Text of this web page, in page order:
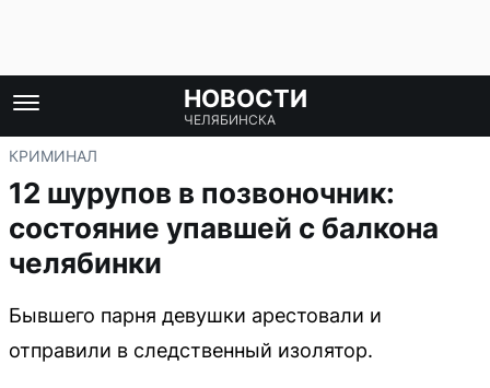
НОВОСТИ
ЧЕЛЯБИНСКА
КРИМИНАЛ
12 шурупов в позвоночник:
состояние упавшей с балкона
челябинки
Бывшего парня девушки арестовали и
отправили в следственный изолятор.